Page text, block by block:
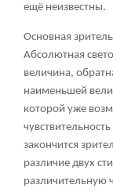
ещё неизвестны.
Основная
Абсолютная
величина,
наименьшей
которой уже
закончится
различие двух
различительную